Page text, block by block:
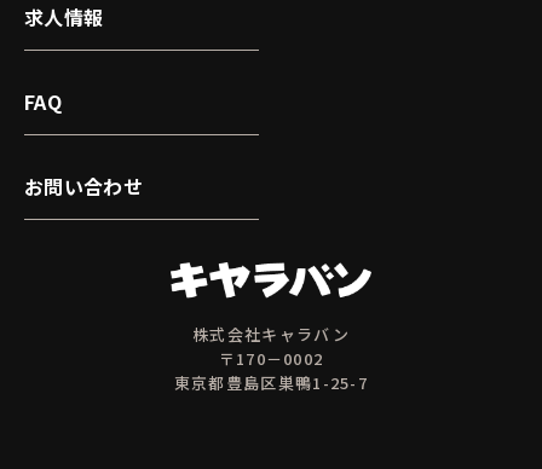
株式会社キャラバン
〒170－0002
東京都豊島区巣鴨1-25-7
求人情報
FAQ
お問い合わせ